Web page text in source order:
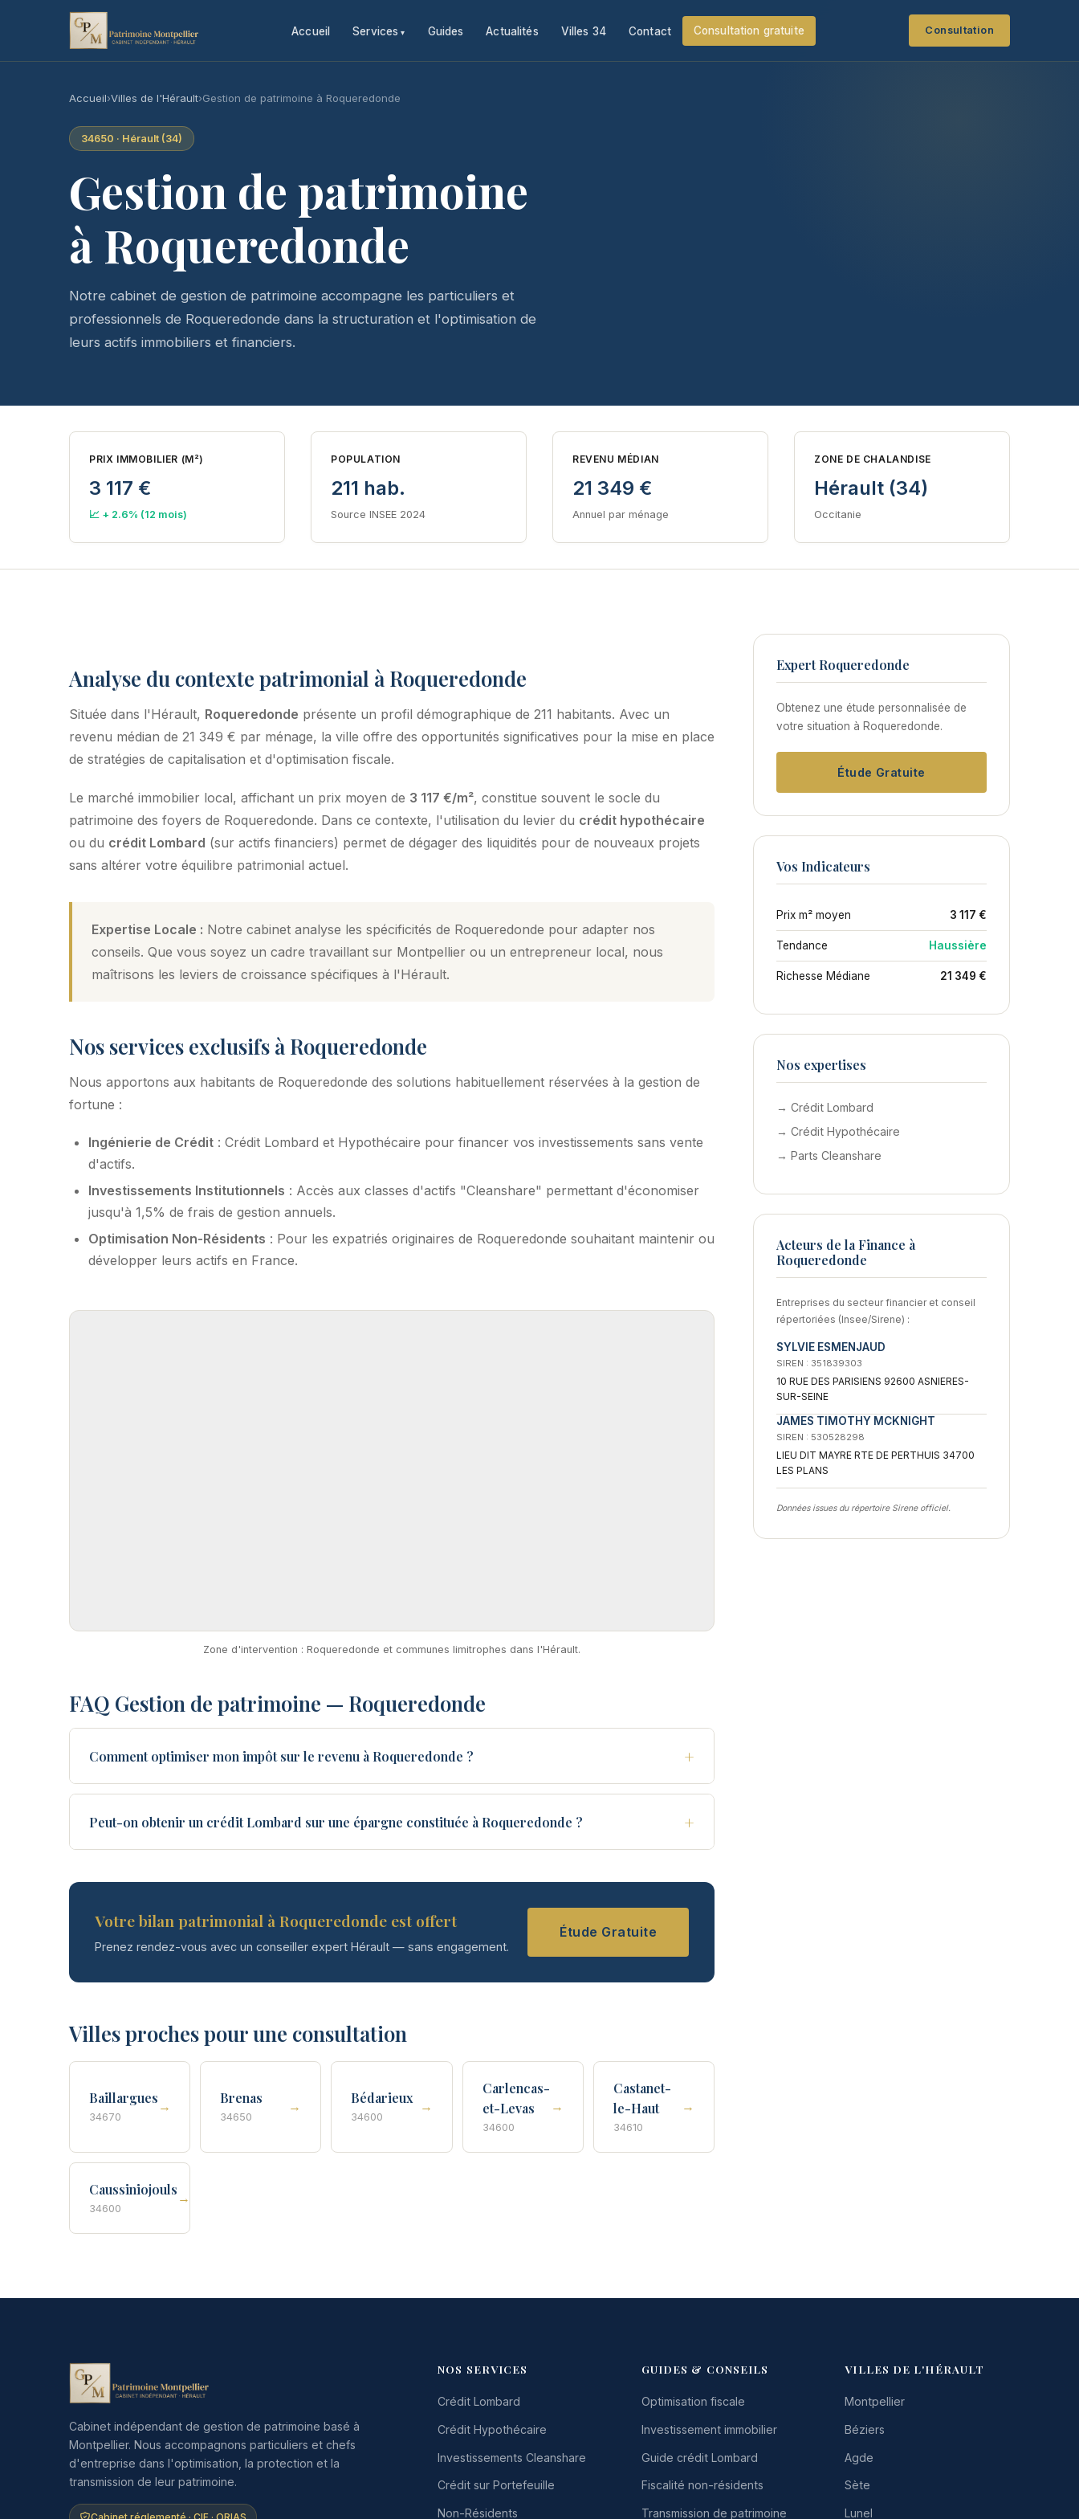
Accueil Services Guides Actualités Villes 34 Contact Consultation gratuite Consultation
Accueil›Villes de l'Hérault›Gestion de patrimoine à Roqueredonde
34650 · Hérault (34)
Gestion de patrimoine
à Roqueredonde
Notre cabinet de gestion de patrimoine accompagne les particuliers et
professionnels de Roqueredonde dans la structuration et l'optimisation de
leurs actifs immobiliers et financiers.
PRIX IMMOBILIER (M²)
3 117 €
📈 + 2.6% (12 mois)
POPULATION
211 hab.
Source INSEE 2024
REVENU MÉDIAN
21 349 €
Annuel par ménage
ZONE DE CHALANDISE
Hérault (34)
Occitanie
Analyse du contexte patrimonial à Roqueredonde
Située dans l'Hérault, Roqueredonde présente un profil démographique de 211 habitants. Avec un
revenu médian de 21 349 € par ménage, la ville offre des opportunités significatives pour la mise en place
de stratégies de capitalisation et d'optimisation fiscale.
Le marché immobilier local, affichant un prix moyen de 3 117 €/m², constitue souvent le socle du
patrimoine des foyers de Roqueredonde. Dans ce contexte, l'utilisation du levier du crédit hypothécaire
ou du crédit Lombard (sur actifs financiers) permet de dégager des liquidités pour de nouveaux projets
sans altérer votre équilibre patrimonial actuel.
Expertise Locale : Notre cabinet analyse les spécificités de Roqueredonde pour adapter nos
conseils. Que vous soyez un cadre travaillant sur Montpellier ou un entrepreneur local, nous
maîtrisons les leviers de croissance spécifiques à l'Hérault.
Nos services exclusifs à Roqueredonde
Nous apportons aux habitants de Roqueredonde des solutions habituellement réservées à la gestion de
fortune :
Ingénierie de Crédit : Crédit Lombard et Hypothécaire pour financer vos investissements sans vente
d'actifs.
Investissements Institutionnels : Accès aux classes d'actifs "Cleanshare" permettant d'économiser
jusqu'à 1,5% de frais de gestion annuels.
Optimisation Non-Résidents : Pour les expatriés originaires de Roqueredonde souhaitant maintenir ou
développer leurs actifs en France.
Zone d'intervention : Roqueredonde et communes limitrophes dans l'Hérault.
FAQ Gestion de patrimoine — Roqueredonde
Comment optimiser mon impôt sur le revenu à Roqueredonde ? +
Peut-on obtenir un crédit Lombard sur une épargne constituée à Roqueredonde ? +
Votre bilan patrimonial à Roqueredonde est offert
Prenez rendez-vous avec un conseiller expert Hérault — sans engagement.
Étude Gratuite
Villes proches pour une consultation
Baillargues
34670
→
Brenas
34650
→
Bédarieux
34600
→
Carlencas-
et-Levas
34600
→
Castanet-
le-Haut
34610
→
Caussiniojouls
34600
→
Expert Roqueredonde
Obtenez une étude personnalisée de
votre situation à Roqueredonde.
Étude Gratuite
Vos Indicateurs
Prix m² moyen 3 117 €
Tendance Haussière
Richesse Médiane 21 349 €
Nos expertises
→ Crédit Lombard
→ Crédit Hypothécaire
→ Parts Cleanshare
Acteurs de la Finance à
Roqueredonde
Entreprises du secteur financier et conseil
répertoriées (Insee/Sirene) :
SYLVIE ESMENJAUD
SIREN : 351839303
10 RUE DES PARISIENS 92600 ASNIERES-
SUR-SEINE
JAMES TIMOTHY MCKNIGHT
SIREN : 530528298
LIEU DIT MAYRE RTE DE PERTHUIS 34700
LES PLANS
Données issues du répertoire Sirene officiel.
Cabinet indépendant de gestion de patrimoine basé à
Montpellier. Nous accompagnons particuliers et chefs
d'entreprise dans l'optimisation, la protection et la
transmission de leur patrimoine.
NOS SERVICES
Crédit Lombard
Crédit Hypothécaire
Investissements Cleanshare
Crédit sur Portefeuille
Non-Résidents
GUIDES & CONSEILS
Optimisation fiscale
Investissement immobilier
Guide crédit Lombard
Fiscalité non-résidents
Transmission de patrimoine
VILLES DE L'HÉRAULT
Montpellier
Béziers
Agde
Sète
Lunel